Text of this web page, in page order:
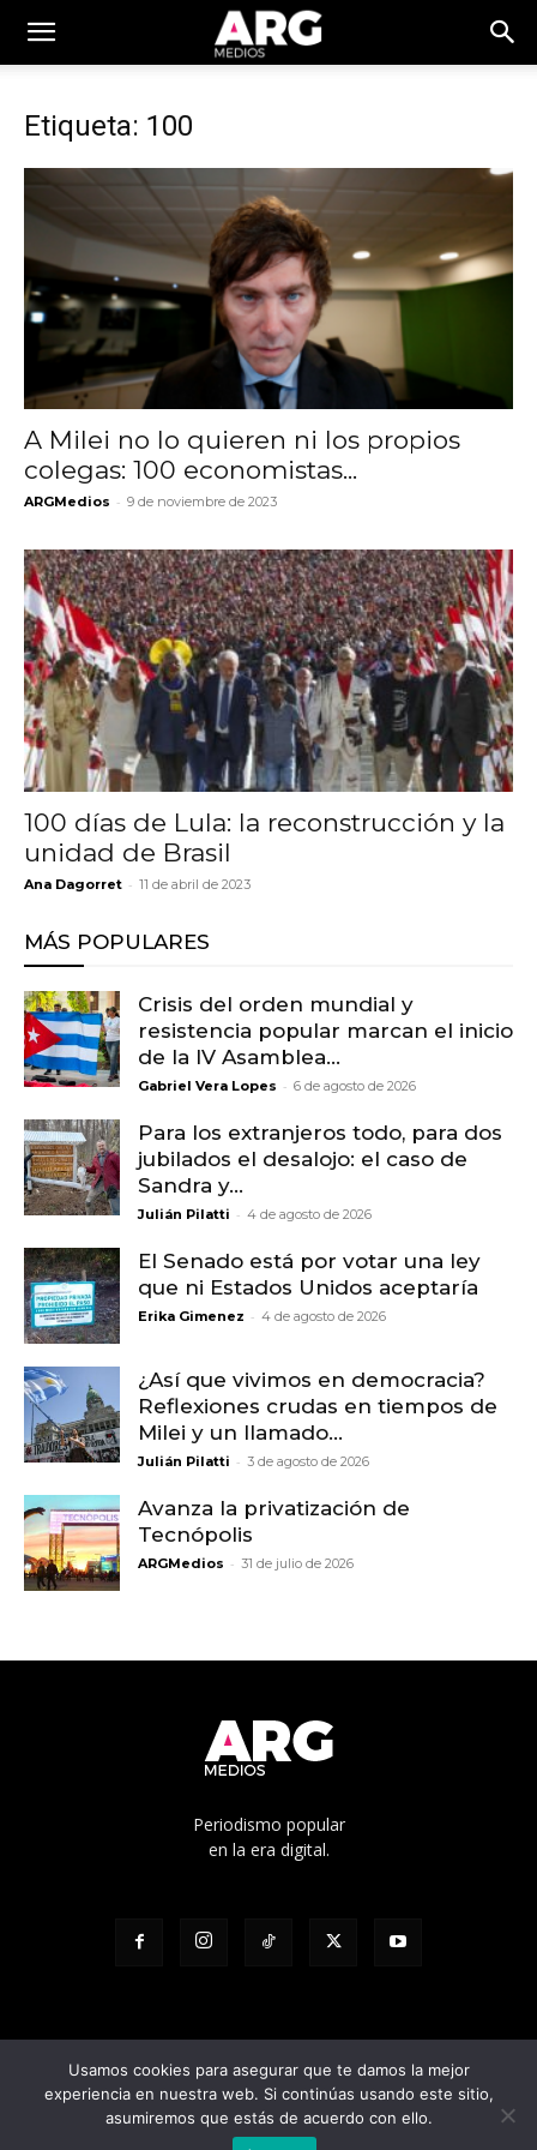
Etiqueta: 100
A Milei no lo quieren ni los propios
colegas: 100 economistas...
ARGMedios - 9 de noviembre de 2023
100 días de Lula: la reconstrucción y la
unidad de Brasil
Ana Dagorret - 11 de abril de 2023
MÁS POPULARES
Crisis del orden mundial y
resistencia popular marcan el inicio
de la IV Asamblea...
Gabriel Vera Lopes - 6 de agosto de 2026
Para los extranjeros todo, para dos
jubilados el desalojo: el caso de
Sandra y...
Julián Pilatti - 4 de agosto de 2026
El Senado está por votar una ley
que ni Estados Unidos aceptaría
Erika Gimenez - 4 de agosto de 2026
¿Así que vivimos en democracia?
Reflexiones crudas en tiempos de
Milei y un llamado...
Julián Pilatti - 3 de agosto de 2026
Avanza la privatización de
Tecnópolis
ARGMedios - 31 de julio de 2026
Periodismo popular
en la era digital.
© Edicíón N° 1136 - Propietario: Cooperativa de trabajo Pacha Ltda. -
Director responsable: Julian Pilatti - Calle 5 1528, La Plata, Buenos Aires
Usamos cookies para asegurar que te damos la mejor
experiencia en nuestra web. Si continúas usando este sitio,
asumiremos que estás de acuerdo con ello.